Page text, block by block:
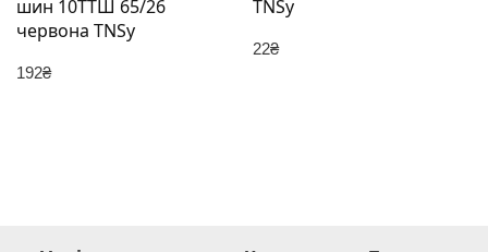
шин 10ТТШ 65/26
червона TNSy
192₴
TNSy
22₴